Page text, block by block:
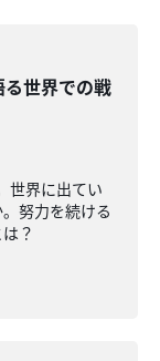
世界での戦
世界に出てい
努力を続ける
？